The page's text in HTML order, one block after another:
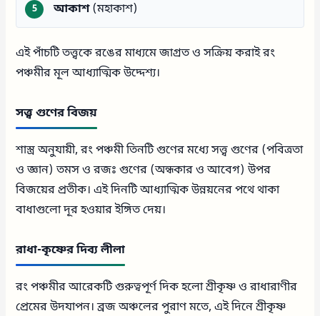
আকাশ(মহাকাশ)
এই পাঁচটি তত্ত্বকে রঙের মাধ্যমে জাগ্রত ও সক্রিয় করাই রং
পঞ্চমীর মূল আধ্যাত্মিক উদ্দেশ্য।
সত্ত্ব গুণের বিজয়
শাস্ত্র অনুযায়ী, রং পঞ্চমী তিনটি গুণের মধ্যে সত্ত্ব গুণের (পবিত্রতা
ও জ্ঞান) তমস ও রজঃ গুণের (অন্ধকার ও আবেগ) উপর
বিজয়ের প্রতীক। এই দিনটি আধ্যাত্মিক উন্নয়নের পথে থাকা
বাধাগুলো দূর হওয়ার ইঙ্গিত দেয়।
রাধা-কৃষ্ণের দিব্য লীলা
রং পঞ্চমীর আরেকটি গুরুত্বপূর্ণ দিক হলো শ্রীকৃষ্ণ ও রাধারাণীর
প্রেমের উদযাপন। ব্রজ অঞ্চলের পুরাণ মতে, এই দিনে শ্রীকৃষ্ণ